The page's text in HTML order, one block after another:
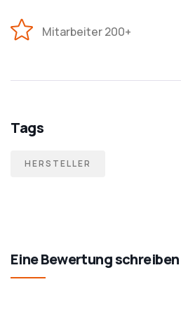
Mitarbeiter 200+
Tags
HERSTELLER
Eine Bewertung schreiben